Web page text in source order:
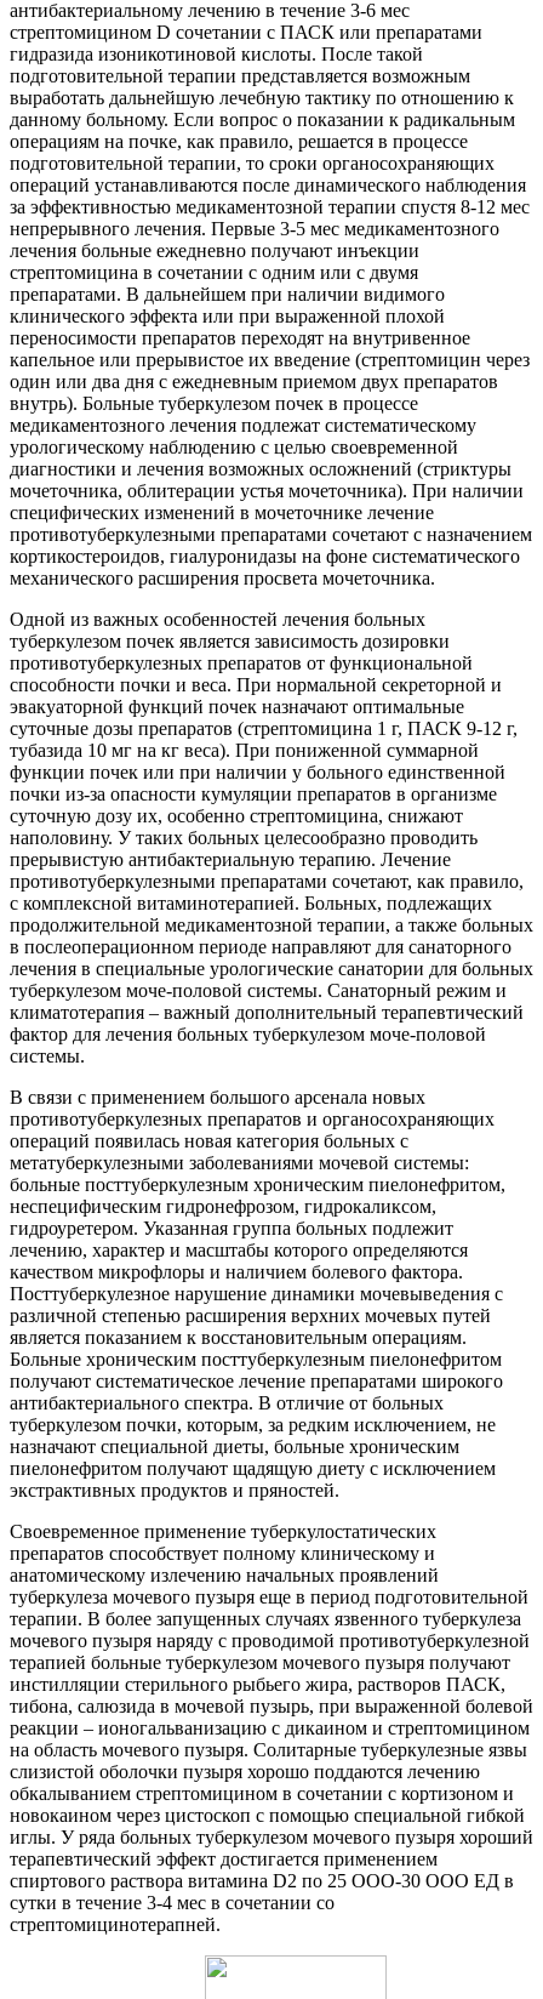
антибактериальному лечению в течение 3-6 мес
стрептомицином D сочетании с ПАСК или препаратами
гидразида изоникотиновой кислоты. После такой
подготовительной терапии представляется возможным
выработать дальнейшую лечебную тактику по отношению к
данному больному. Если вопрос о показании к радикальным
операциям на почке, как правило, решается в процессе
подготовительной терапии, то сроки органосохраняющих
операций устанавливаются после динамического наблюдения
за эффективностью медикаментозной терапии спустя 8-12 мес
непрерывного лечения. Первые 3-5 мес медикаментозного
лечения больные ежедневно получают инъекции
стрептомицина в сочетании с одним или с двумя
препаратами. В дальнейшем при наличии видимого
клинического эффекта или при выраженной плохой
переносимости препаратов переходят на внутривенное
капельное или прерывистое их введение (стрептомицин через
один или два дня с ежедневным приемом двух препаратов
внутрь). Больные туберкулезом почек в процессе
медикаментозного лечения подлежат систематическому
урологическому наблюдению с целью своевременной
диагностики и лечения возможных осложнений (стриктуры
мочеточника, облитерации устья мочеточника). При наличии
специфических изменений в мочеточнике лечение
противотуберкулезными препаратами сочетают с назначением
кортикостероидов, гиалуронидазы на фоне систематического
механического расширения просвета мочеточника.
Одной из важных особенностей лечения больных
туберкулезом почек является зависимость дозировки
противотуберкулезных препаратов от функциональной
способности почки и веса. При нормальной секреторной и
эвакуаторной функций почек назначают оптимальные
суточные дозы препаратов (стрептомицина 1 г, ПАСК 9-12 г,
тубазида 10 мг на кг веса). При пониженной суммарной
функции почек или при наличии у больного единственной
почки из-за опасности кумуляции препаратов в организме
суточную дозу их, особенно стрептомицина, снижают
наполовину. У таких больных целесообразно проводить
прерывистую антибактериальную терапию. Лечение
противотуберкулезными препаратами сочетают, как правило,
с комплексной витаминотерапией. Больных, подлежащих
продолжительной медикаментозной терапии, а также больных
в послеоперационном периоде направляют для санаторного
лечения в специальные урологические санатории для больных
туберкулезом моче-половой системы. Санаторный режим и
климатотерапия – важный дополнительный терапевтический
фактор для лечения больных туберкулезом моче-половой
системы.
В связи с применением большого арсенала новых
противотуберкулезных препаратов и органосохраняющих
операций появилась новая категория больных с
метатуберкулезными заболеваниями мочевой системы:
больные посттуберкулезным хроническим пиелонефритом,
неспецифическим гидронефрозом, гидрокаликсом,
гидроуретером. Указанная группа больных подлежит
лечению, характер и масштабы которого определяются
качеством микрофлоры и наличием болевого фактора.
Посттуберкулезное нарушение динамики мочевыведения с
различной степенью расширения верхних мочевых путей
является показанием к восстановительным операциям.
Больные хроническим посттуберкулезным пиелонефритом
получают систематическое лечение препаратами широкого
антибактериального спектра. В отличие от больных
туберкулезом почки, которым, за редким исключением, не
назначают специальной диеты, больные хроническим
пиелонефритом получают щадящую диету с исключением
экстрактивных продуктов и пряностей.
Своевременное применение туберкулостатических
препаратов способствует полному клиническому и
анатомическому излечению начальных проявлений
туберкулеза мочевого пузыря еще в период подготовительной
терапии. В более запущенных случаях язвенного туберкулеза
мочевого пузыря наряду с проводимой противотуберкулезной
терапией больные туберкулезом мочевого пузыря получают
инстилляции стерильного рыбьего жира, растворов ПАСК,
тибона, салюзида в мочевой пузырь, при выраженной болевой
реакции – ионогальванизацию с дикаином и стрептомицином
на область мочевого пузыря. Солитарные туберкулезные язвы
слизистой оболочки пузыря хорошо поддаются лечению
обкалыванием стрептомицином в сочетании с кортизоном и
новокаином через цистоскоп с помощью специальной гибкой
иглы. У ряда больных туберкулезом мочевого пузыря хороший
терапевтический эффект достигается применением
спиртового раствора витамина D2 по 25 ООО-30 ООО ЕД в
сутки в течение 3-4 мес в сочетании со
стрептомицинотерапней.